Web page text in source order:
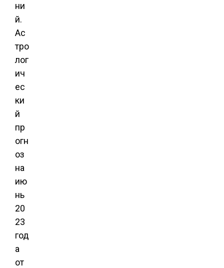
ни
й.
Ас
тро
лог
ич
ес
ки
й
пр
огн
оз
на
ию
нь
20
23
год
а
от